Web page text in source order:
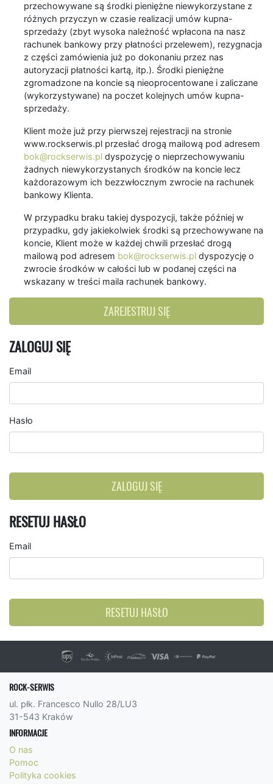
przechowywane są środki pieniężne niewykorzystane z
różnych przyczyn w czasie realizacji umów kupna-
sprzedaży (zbyt wysoka należność wpłacona na nasz
rachunek bankowy przy płatności przelewem), rezygnacja
z części zamówienia już po dokonaniu przez nas
autoryzacji płatności kartą, itp.). Środki pieniężne
zgromadzone na koncie są nieoprocentowane i zaliczane
(wykorzystywane) na poczet kolejnych umów kupna-
sprzedaży.
Klient może już przy pierwszej rejestracji na stronie
www.rockserwis.pl przesłać drogą mailową pod adresem
bok@rockserwis.pl dyspozycję o nieprzechowywaniu
żadnych niewykorzystanych środków na koncie lecz
każdorazowym ich bezzwłocznym zwrocie na rachunek
bankowy Klienta.
W przypadku braku takiej dyspozycji, także później w
przypadku, gdy jakiekolwiek środki są przechowywane na
koncie, Klient może w każdej chwili przesłać drogą
mailową pod adresem bok@rockserwis.pl dyspozycję o
zwrocie środków w całości lub w podanej części na
wskazany w treści maila rachunek bankowy.
ZAREJESTRUJ SIĘ
ZALOGUJ SIĘ
Email
Hasło
ZALOGUJ SIĘ
RESETUJ HASŁO
Email
RESETUJ HASŁO
ROCK-SERWIS
ul. płk. Francesco Nullo 28/LU3
31-543 Kraków
INFORMACJE
O nas
Pomoc
Polityka cookies